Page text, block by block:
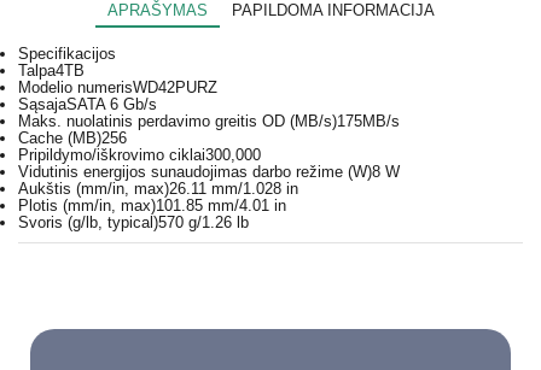
APRAŠYMAS PAPILDOMA INFORMACIJA
Specifikacijos
Talpa4TB
Modelio numerisWD42PURZ
SąsajaSATA 6 Gb/s
Maks. nuolatinis perdavimo greitis OD (MB/s)175MB/s
Cache (MB)256
Pripildymo/iškrovimo ciklai300,000
Vidutinis energijos sunaudojimas darbo režime (W)8 W
Aukštis (mm/in, max)26.11 mm/1.028 in
Plotis (mm/in, max)101.85 mm/4.01 in
Svoris (g/lb, typical)570 g/1.26 lb